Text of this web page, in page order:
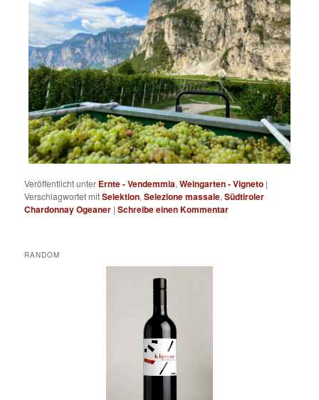
Veröffentlicht unter Ernte - Vendemmia,Weingarten - Vigneto |
Verschlagwortet mitSelektion,Selezione massale,Südtiroler
Chardonnay Ogeaner |Schreibe einen Kommentar
RANDOM